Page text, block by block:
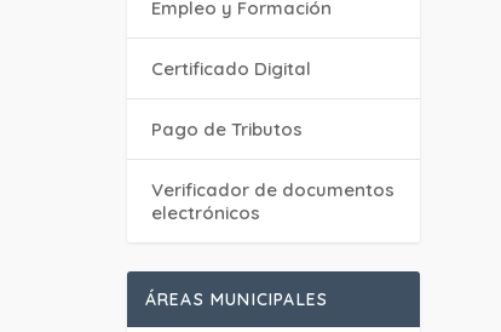
Empleo y Formación
Certificado Digital
Pago de Tributos
Verificador de documentos
electrónicos
ÁREAS MUNICIPALES